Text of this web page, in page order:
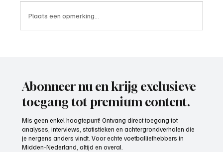
Plaats een opmerking...
Abonneer nu en krijg exclusieve
toegang tot premium content.
Mis geen enkel hoogtepunt! Ontvang direct toegang tot
analyses, interviews, statistieken en achtergrondverhalen die
je nergens anders vindt. Voor echte voetballiefhebbers in
Midden-Nederland, altijd en overal.